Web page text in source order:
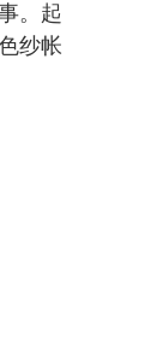
。起
纱帐